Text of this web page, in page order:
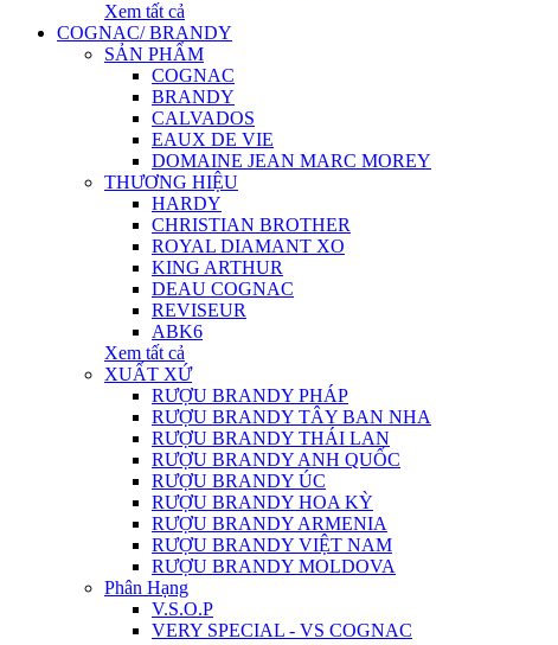
Xem tất cả
COGNAC/ BRANDY
SẢN PHẨM
COGNAC
BRANDY
CALVADOS
EAUX DE VIE
DOMAINE JEAN MARC MOREY
THƯƠNG HIỆU
HARDY
CHRISTIAN BROTHER
ROYAL DIAMANT XO
KING ARTHUR
DEAU COGNAC
REVISEUR
ABK6
Xem tất cả
XUẤT XỨ
RƯỢU BRANDY PHÁP
RƯỢU BRANDY TÂY BAN NHA
RƯỢU BRANDY THÁI LAN
RƯỢU BRANDY ANH QUỐC
RƯỢU BRANDY ÚC
RƯỢU BRANDY HOA KỲ
RƯỢU BRANDY ARMENIA
RƯỢU BRANDY VIỆT NAM
RƯỢU BRANDY MOLDOVA
Phân Hạng
V.S.O.P
VERY SPECIAL - VS COGNAC